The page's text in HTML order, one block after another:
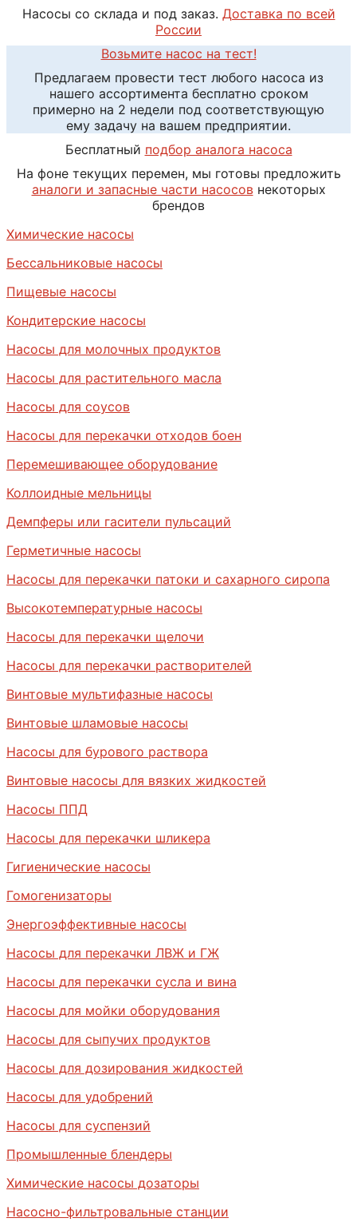
Насосы со склада и под заказ. Доставка по всей
России
Возьмите насос на тест!
Предлагаем провести тест любого насоса из
нашего ассортимента бесплатно сроком
примерно на 2 недели под соответствующую
ему задачу на вашем предприятии.
Бесплатный подбор аналога насоса
На фоне текущих перемен, мы готовы предложить
аналоги и запасные части насосовнекоторых
брендов
Химические насосы
Бессальниковые насосы
Пищевые насосы
Кондитерские насосы
Насосы для молочных продуктов
Насосы для растительного масла
Насосы для соусов
Насосы для перекачки отходов боен
Перемешивающее оборудование
Коллоидные мельницы
Демпферы или гасители пульсаций
Герметичные насосы
Насосы для перекачки патоки и сахарного сиропа
Высокотемпературные насосы
Насосы для перекачки щелочи
Насосы для перекачки растворителей
Винтовые мультифазные насосы
Винтовые шламовые насосы
Насосы для бурового раствора
Винтовые насосы для вязких жидкостей
Насосы ППД
Насосы для перекачки шликера
Гигиенические насосы
Гомогенизаторы
Энергоэффективные насосы
Насосы для перекачки ЛВЖ и ГЖ
Насосы для перекачки сусла и вина
Насосы для мойки оборудования
Насосы для сыпучих продуктов
Насосы для дозирования жидкостей
Насосы для удобрений
Насосы для суспензий
Промышленные блендеры
Химические насосы дозаторы
Насосно-фильтровальные станции